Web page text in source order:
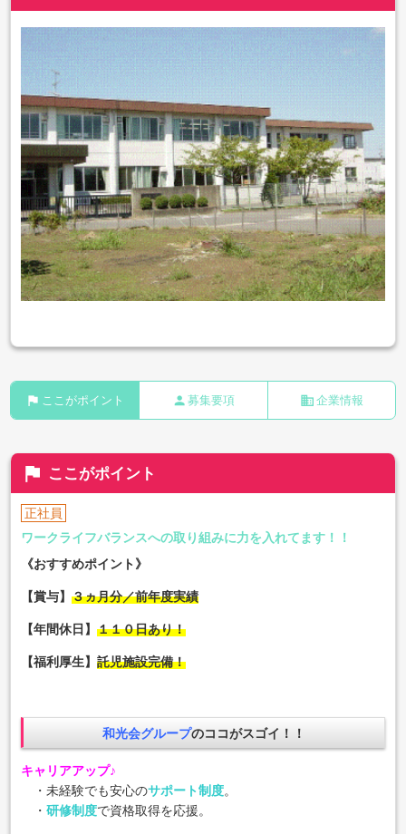
flag ここがポイント person 募集要項 business 企業情報
flag ここがポイント
正社員
ワークライフバランスへの取り組みに力を入れてます！！
《おすすめポイント》
【賞与】３ヵ月分／前年度実績
【年間休日】１１０日あり！
【福利厚生】託児施設完備！
和光会グループのココがスゴイ！！
キャリアアップ♪
・未経験でも安心のサポート制度。
・研修制度で資格取得を応援。